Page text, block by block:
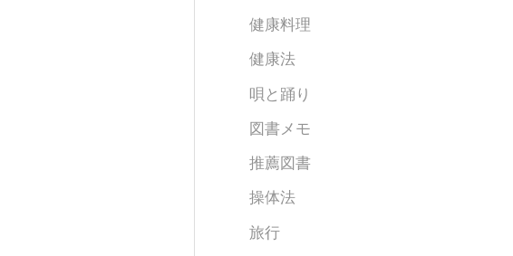
健康料理
健康法
唄と踊り
図書メモ
推薦図書
操体法
旅行